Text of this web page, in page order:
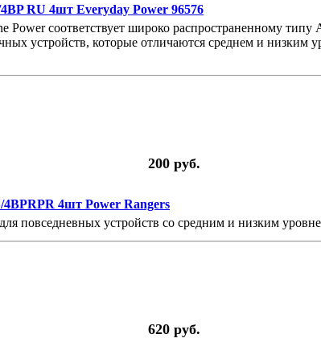
RU 4шт Everyday Power 96576
Power соответствует широко распространенному
устройств, которые отличаются среднем и
200 руб.
4шт Power Rangers
повседневных устройств со средним и низким
620 руб.